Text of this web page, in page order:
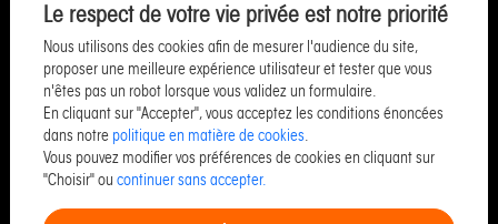
Le respect de votre vie privée est notre priorité
Nous utilisons des cookies afin de mesurer l'audience du site,
proposer une meilleure expérience utilisateur et tester que vous
n'êtes pas un robot lorsque vous validez un formulaire.
En cliquant sur "Accepter", vous acceptez les conditions énoncées
dans notre politique en matière de cookies.
Vous pouvez modifier vos préférences de cookies en cliquant sur
"Choisir" ou continuer sans accepter.
Villers-Bocage
Yquelon Service Copropriété
Service Pozzo Financement
Service Pozzo Patrimoine
Service Pozzo Promotion
Service Pozzo Entreprise & Commerce